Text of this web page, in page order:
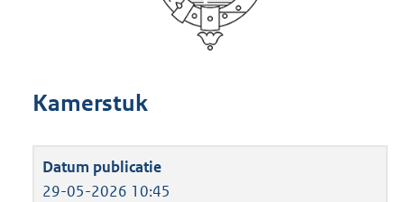
Kamerstuk
29-05-2026 10:45